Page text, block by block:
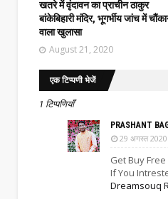
खतरे में वृंदावन का प्राचीन ठाकुर
बांकेबिहारी मंदिर, भूगर्भीय जांच में
वाला खुलासा
August 21, 2020
एक टिप्पणी भेजें
1 टिप्पणियाँ
PRASHANT
29 अगस्त
Get Buy
If You
Dreamsouq